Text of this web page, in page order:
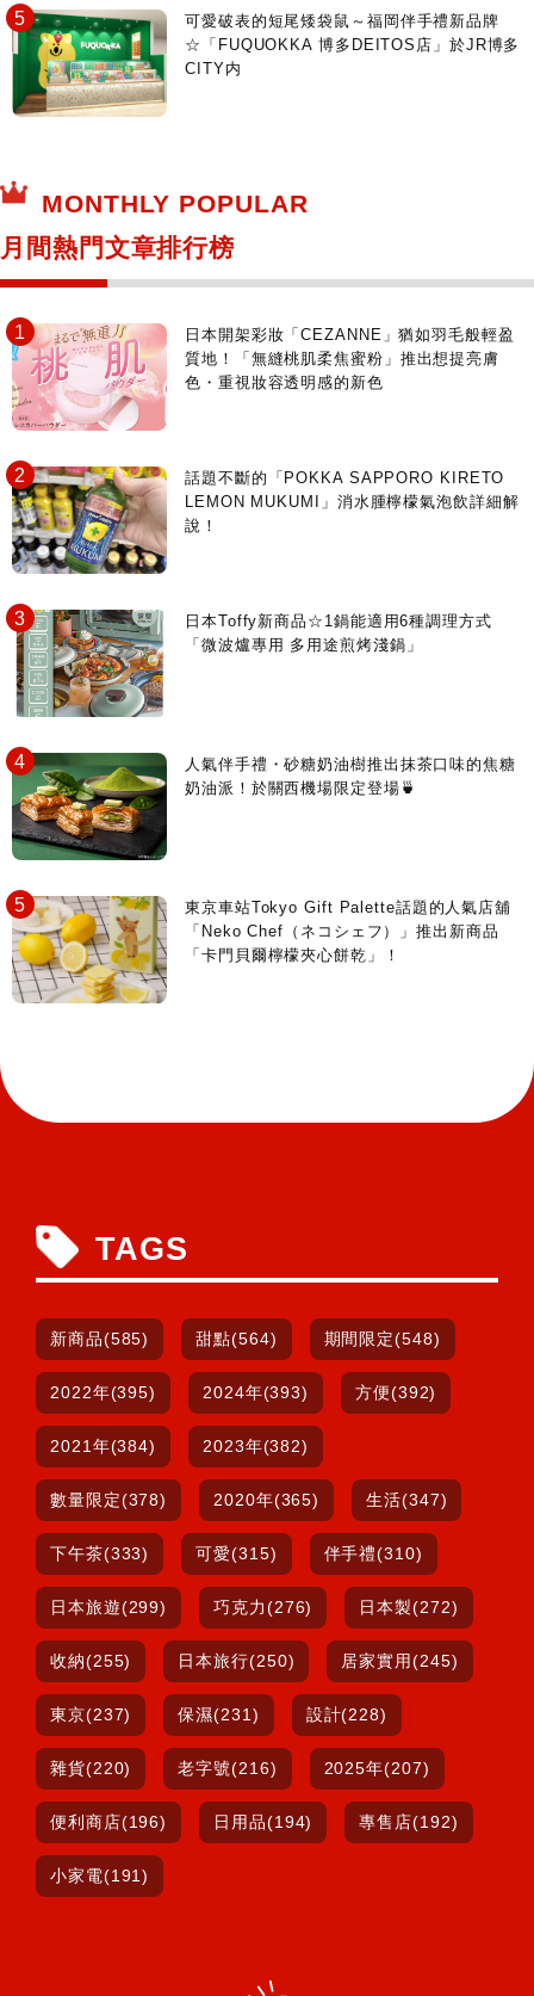
可愛破表的短尾矮袋鼠～福岡伴手禮新品牌
☆「FUQUOKKA 博多DEITOS店」於JR博多
CITY内
MONTHLY POPULAR
月間熱門文章排行榜
日本開架彩妝「CEZANNE」猶如羽毛般輕盈
質地！「無縫桃肌柔焦蜜粉」推出想提亮膚
色・重視妝容透明感的新色
話題不斷的「POKKA SAPPORO KIRETO
LEMON MUKUMI」消水腫檸檬氣泡飲詳細解
說！
日本Toffy新商品☆1鍋能適用6種調理方式
「微波爐專用 多用途煎烤淺鍋」
人氣伴手禮・砂糖奶油樹推出抹茶口味的焦糖
奶油派！於關西機場限定登場🍵
東京車站Tokyo Gift Palette話題的人氣店舖
「Neko Chef（ネコシェフ）」推出新商品
「卡門貝爾檸檬夾心餅乾」！
TAGS
新商品(585) 甜點(564) 期間限定(548)
2022年(395) 2024年(393) 方便(392)
2021年(384) 2023年(382)
數量限定(378) 2020年(365) 生活(347)
下午茶(333) 可愛(315) 伴手禮(310)
日本旅遊(299) 巧克力(276) 日本製(272)
收納(255) 日本旅行(250) 居家實用(245)
東京(237) 保濕(231) 設計(228)
雜貨(220) 老字號(216) 2025年(207)
便利商店(196) 日用品(194) 專售店(192)
小家電(191)